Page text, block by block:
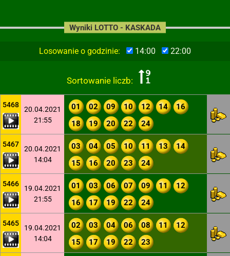
Losowanie o godzinie: 14:00 22:00
Sortowanie liczb:
Wyniki LOTTO - KASKADA
5468
20.04.2021
21:55
01 02 09 10 12 14
16
18
19 20 22 24
5467
20.04.2021
14:04
03 04 05 10 11 13
14
15
16 20 23 24
5466
19.04.2021
21:55
01 03 06 07 09 11
12
16
17 19 22 24
5465
19.04.2021
14:04
02 03 04 06 08 11
12
15
17 19 22 23